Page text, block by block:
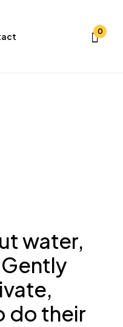
0
water,
do their